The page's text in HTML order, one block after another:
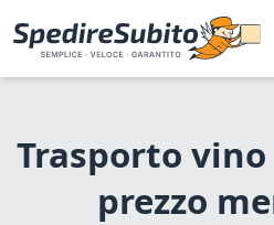
Trasporto
prezzo